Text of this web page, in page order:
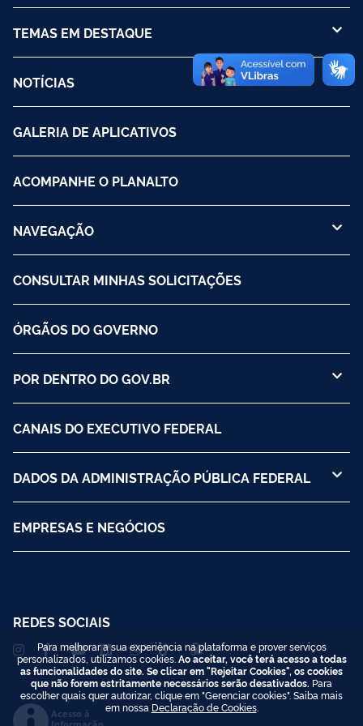
TEMAS EM DESTAQUE
NOTÍCIAS
GALERIA DE APLICATIVOS
ACOMPANHE O PLANALTO
NAVEGAÇÃO
CONSULTAR MINHAS SOLICITAÇÕES
ÓRGÃOS DO GOVERNO
POR DENTRO DO GOV.BR
CANAIS DO EXECUTIVO FEDERAL
DADOS DA ADMINISTRAÇÃO PÚBLICA FEDERAL
EMPRESAS E NEGÓCIOS
REDES SOCIAIS
Acesso à
Para melhorar a sua experiência na plataforma e prover serviços
personalizados, utilizamos cookies. Ao aceitar, você terá acesso a todas
as funcionalidades do site. Se clicar em "Rejeitar Cookies", os cookies
que não forem estritamente necessários serão desativados. Para
escolher quais quer autorizar, clique em "Gerenciar cookies". Saiba mais
em nossa Declaração de Cookies.